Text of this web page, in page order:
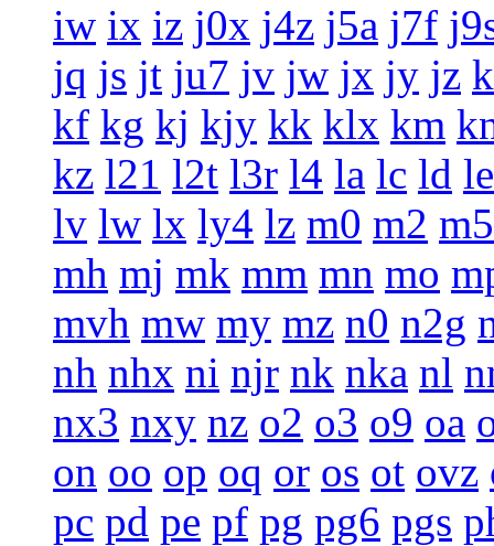
iw ix iz j0x j4z j5a j7f
jq js jt ju7 jv jw jx jy jz
kf kg kj kjy kk klx km
kz l21 l2t l3r l4 la lc ld le
lv lw lx ly4 lz m0 m2
mh mj mk mm mn mo
mvh mw my mz n0 n2g
nh nhx ni njr nk nka nl
nx3 nxy nz o2 o3 o9 oa
on oo op oq or os ot ovz
pc pd pe pf pg pg6 pgs